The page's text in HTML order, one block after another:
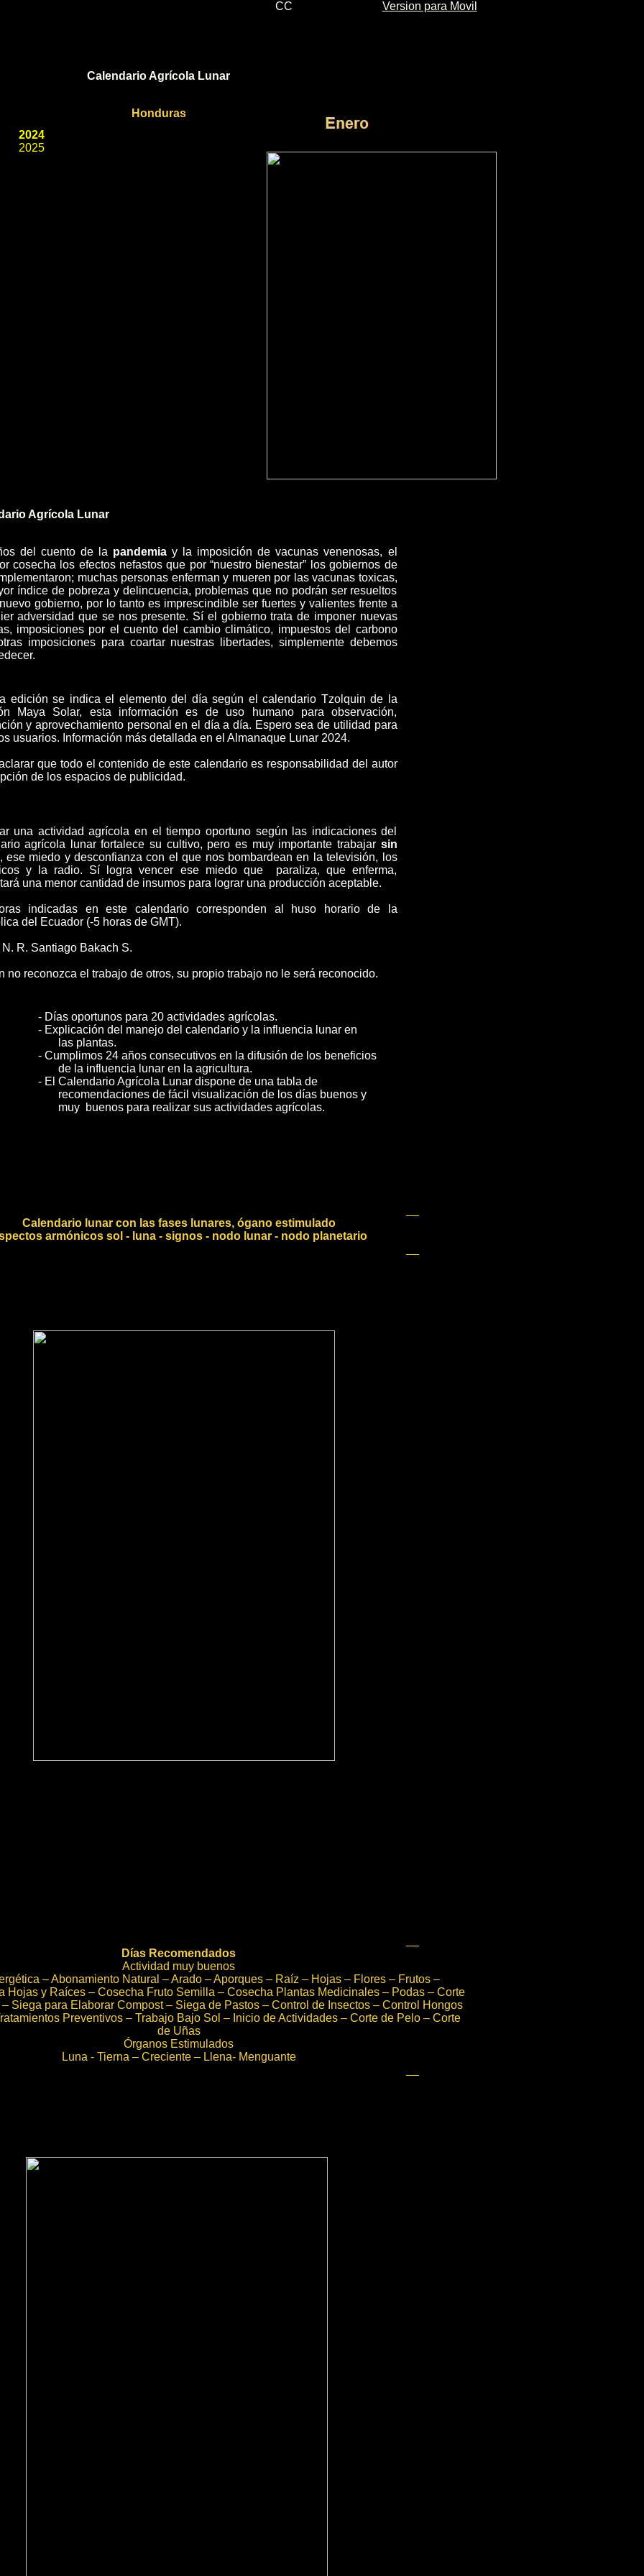
Honduras
Calendario Agrícola Lunar
Version para Movil
- Días oportunos para 20 actividades agrícolas.
- Explicación del manejo del calendario y la influencia lunar en
las plantas.
- Cumplimos 24 años consecutivos en la difusión de los beneficios
de la influencia lunar en la agricultura.
- El Calendario Agrícola Lunar dispone de una tabla de
recomendaciones de fácil visualización de los días buenos y
muy buenos para realizar sus actividades agrícolas.
Agrícola Lunar
Días Recomendados
Actividad muy buenos
– Abonamiento Natural – Arado – Aporques – Raíz – Hojas – Flores – Frutos –
Hojas y Raíces – Cosecha Fruto Semilla – Cosecha Plantas Medicinales – Podas – Corte
Siega para Elaborar Compost – Siega de Pastos – Control de Insectos – Control Hongos
Preventivos – Trabajo Bajo Sol – Inicio de Actividades – Corte de Pelo – Corte
de Uñas
Órganos Estimulados
Luna - Tierna – Creciente – Llena- Menguante
Calendario lunar con las fases lunares, ógano estimulado
armónicos sol - luna - signos - nodo lunar - nodo planetario
2024
2025
CC
del cuento de la pandemia y la imposición de vacunas venenosas, el
cosecha los efectos nefastos que por “nuestro bienestar” los gobiernos de
muchas personas enferman y mueren por las vacunas toxicas,
índice de pobreza y delincuencia, problemas que no podrán ser resueltos
gobierno, por lo tanto es imprescindible ser fuertes y valientes frente a
adversidad que se nos presente. Sí el gobierno trata de imponer nuevas
imposiciones por el cuento del cambio climático, impuestos del carbono
imposiciones para coartar nuestras libertades, simplemente debemos
una actividad agrícola en el tiempo oportuno según las indicaciones del
agrícola lunar fortalece su cultivo, pero es muy importante trabajar sin
, ese miedo y desconfianza con el que nos bombardean en la televisión, los
y la radio. Sí logra vencer ese miedo que paraliza, que enferma,
una menor cantidad de insumos para lograr una producción aceptable.
indicadas en este calendario corresponden al huso horario de la
del Ecuador (-5 horas de GMT).
N. R. Santiago Bakach S.
no reconozca el trabajo de otros, su propio trabajo no le será reconocido.
edición se indica el elemento del día según el calendario Tzolquin de la
Maya Solar, esta información es de uso humano para observación,
y aprovechamiento personal en el día a día. Espero sea de utilidad para
usuarios. Información más detallada en el Almanaque Lunar 2024.
que todo el contenido de este calendario es responsabilidad del autor
de los espacios de publicidad.